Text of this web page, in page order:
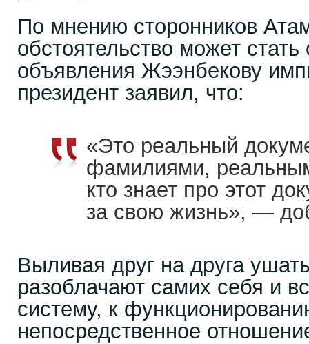
По мнению сторонников
обстоятельство может
объявления Жээнбекову
президент заявил, что:
«Это реальный
фамилиями,
кто знает про этот
за свою жизнь», —
Выливая друг на друга
разоблачают самих себя и
систему, к
непосредственное